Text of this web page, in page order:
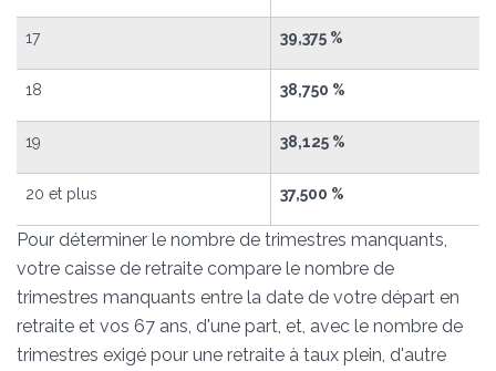
17 39,375 %
18 38,750 %
19 38,125 %
20 et plus 37,500 %
Pour déterminer le nombre de trimestres manquants,
votre caisse de retraite compare le nombre de
trimestres manquants entre la date de votre départ en
retraite et vos 67 ans, d'une part, et, avec le nombre de
trimestres exigé pour une retraite à taux plein, d'autre